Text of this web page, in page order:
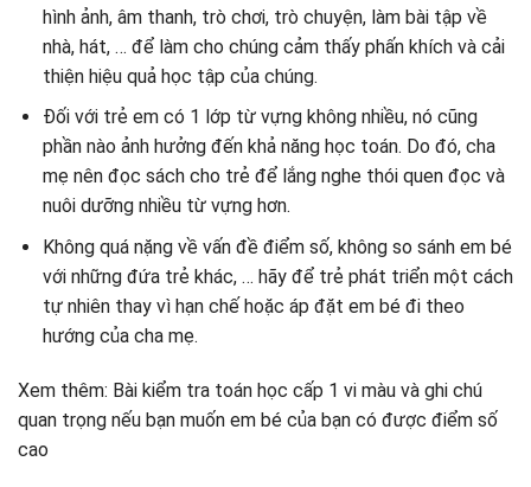
hình ảnh, âm thanh, trò chơi, trò chuyện, làm bài tập về
nhà, hát, … để làm cho chúng cảm thấy phấn khích và cải
thiện hiệu quả học tập của chúng.
Đối với trẻ em có 1 lớp từ vựng không nhiều, nó cũng
phần nào ảnh hưởng đến khả năng học toán. Do đó, cha
mẹ nên đọc sách cho trẻ để lắng nghe thói quen đọc và
nuôi dưỡng nhiều từ vựng hơn.
Không quá nặng về vấn đề điểm số, không so sánh em bé
với những đứa trẻ khác, … hãy để trẻ phát triển một cách
tự nhiên thay vì hạn chế hoặc áp đặt em bé đi theo
hướng của cha mẹ.
Xem thêm: Bài kiểm tra toán học cấp 1 vi màu và ghi chú
quan trọng nếu bạn muốn em bé của bạn có được điểm số
cao